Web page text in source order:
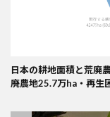
日本の耕地面積と荒廃
廃農地25.7万ha・再生